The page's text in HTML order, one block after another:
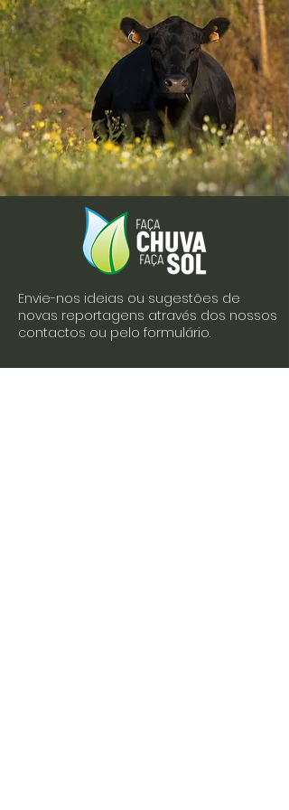
Envie-nos ideias ou sugestões de
novas reportagens através dos nossos
contactos ou pelo formulário.
Envie-nos uma mensagem